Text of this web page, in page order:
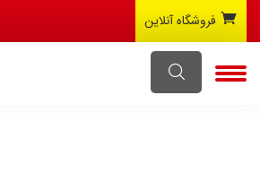
فروشگاه آنلاین